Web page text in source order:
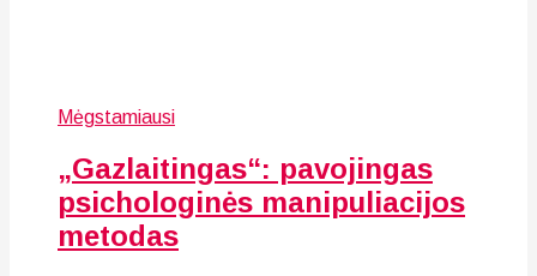
Mėgstamiausi
„Gazlaitingas“: pavojingas
psichologinės manipuliacijos
metodas